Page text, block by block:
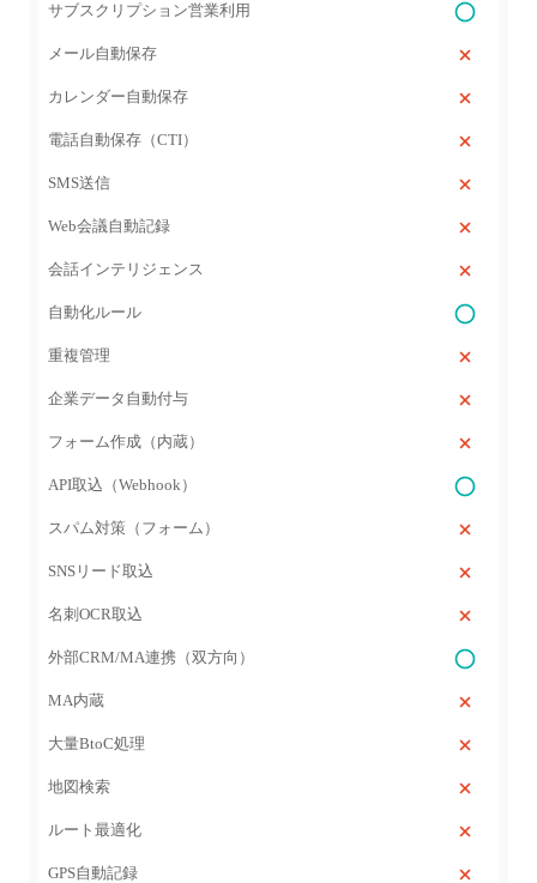
サブスクリプション営業利用
メール自動保存
カレンダー自動保存
電話自動保存（CTI）
SMS送信
Web会議自動記録
会話インテリジェンス
自動化ルール
重複管理
企業データ自動付与
フォーム作成（内蔵）
API取込（Webhook）
スパム対策（フォーム）
SNSリード取込
名刺OCR取込
外部CRM/MA連携（双方向）
MA内蔵
大量BtoC処理
地図検索
ルート最適化
GPS自動記録